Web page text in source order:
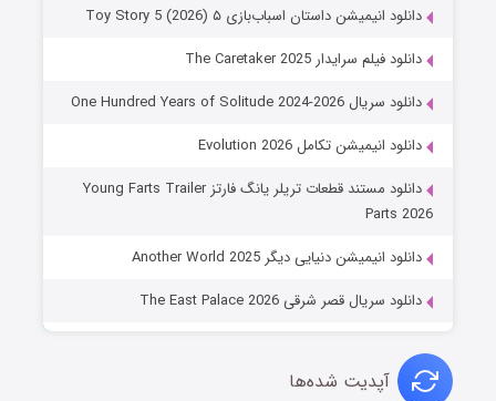
دانلود انیمیشن داستان اسباب‌بازی ۵ Toy Story 5 (2026)
دانلود فیلم سرایدار The Caretaker 2025
دانلود سریال One Hundred Years of Solitude 2024-2026
دانلود انیمیشن تکامل Evolution 2026
دانلود مستند قطعات تریلر یانگ فارتز Young Farts Trailer
Parts 2026
دانلود انیمیشن دنیایی دیگر Another World 2025
دانلود سریال قصر شرقی The East Palace 2026
آپدیت شده‌ها